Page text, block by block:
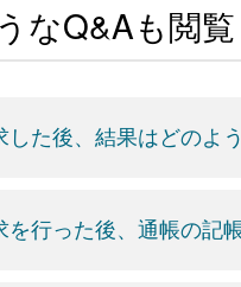
なQ&Aも閲
した後、結果はどのよ
を行った後、通帳の記